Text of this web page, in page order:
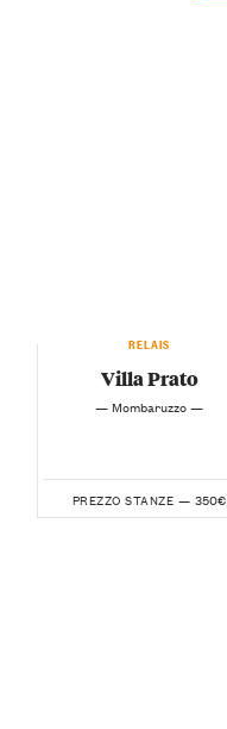
RELAIS
Villa Prato
— Mombaruzzo —
PREZZO STANZE — 350€